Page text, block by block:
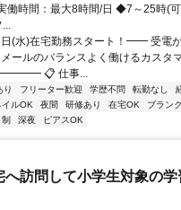
働時間：最大8時間/日 ◆7～25時(
(水)在宅勤務スタート！━━ 受電
ールのバランスよく働けるカスタ
📋 仕事...
り フリーター歓迎 学歴不問 転勤なし
イルOK 夜間 研修あり 在宅OK ブラン
深夜 ピアスOK
へ訪問して小学生対象の